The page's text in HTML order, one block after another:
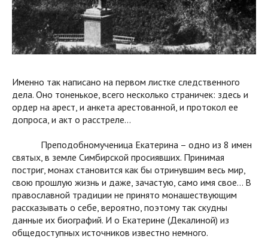
Именно так написано на первом листке следственного
дела. Оно тоненькое, всего несколько страничек: здесь и
ордер на арест, и анкета арестованной, и протокол ее
допроса, и акт о расстреле…
Преподобномученица Екатерина – одно из 8 имен
святых, в земле Симбирской просиявших. Принимая
постриг, монах становится как бы отринувшим весь мир,
свою прошлую жизнь и даже, зачастую, само имя свое… В
православной традиции не принято монашествующим
рассказывать о себе, вероятно, поэтому так скудны
данные их биографий. И о Екатерине (Декалиной) из
общедоступных источников известно немного.